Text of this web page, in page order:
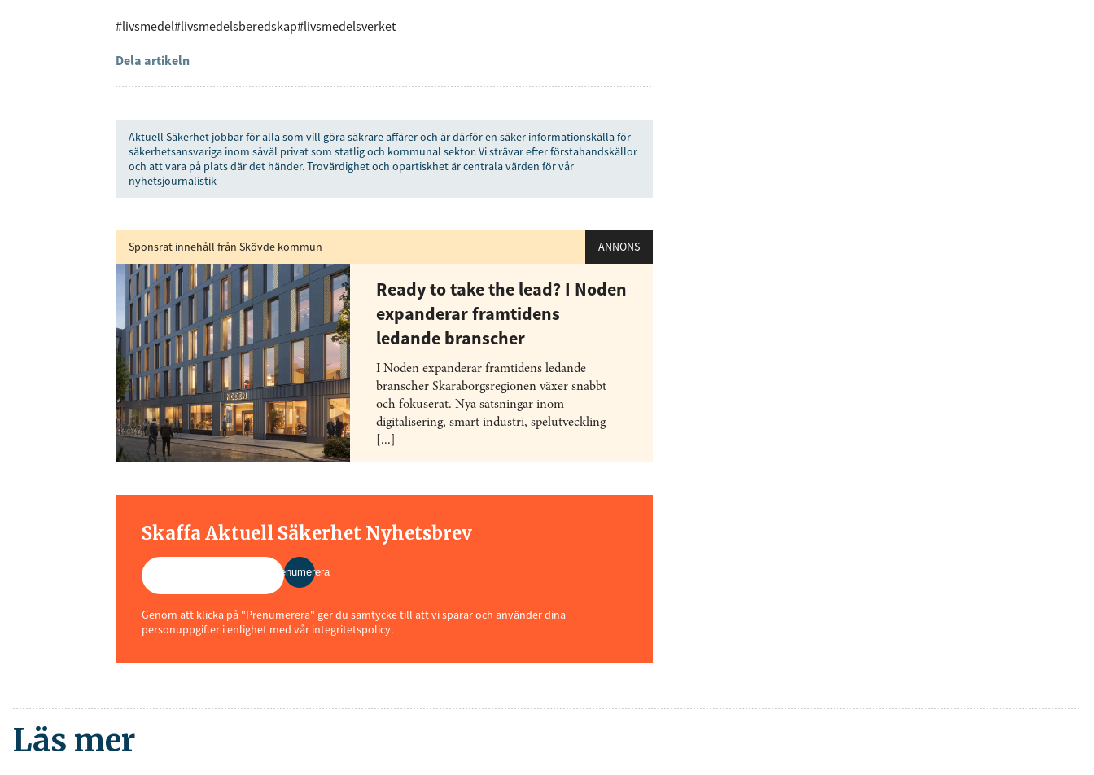
#livsmedel#livsmedelsberedskap#livsmedelsverket
Dela artikeln
Aktuell Säkerhet jobbar för alla som vill göra säkrare affärer och är därför en säker informationskälla för
säkerhetsansvariga inom såväl privat som statlig och kommunal sektor. Vi strävar efter förstahandskällor
och att vara på plats där det händer. Trovärdighet och opartiskhet är centrala värden för vår
nyhetsjournalistik
Sponsrat innehåll från Skövde kommun ANNONS
Ready to take the lead? I Noden
expanderar framtidens
ledande branscher
I Noden expanderar framtidens ledande
branscher Skaraborgsregionen växer snabbt
och fokuserat. Nya satsningar inom
digitalisering, smart industri, spelutveckling
[...]
Skaffa Aktuell Säkerhet Nyhetsbrev
Prenumerera
Genom att klicka på "Prenumerera" ger du samtycke till att vi sparar och använder dina
personuppgifter i enlighet med vår integritetspolicy.
Läs mer